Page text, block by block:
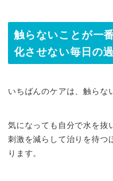
触らないことが一
化させない毎日の
いちばんのケアは、触らな
気になっても自分で水を抜
刺激を減らして治りを待つ
ります。